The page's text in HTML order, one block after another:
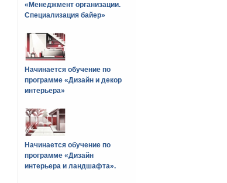
«Менеджмент организации.
Специализация байер»
Начинается обучение по
программе «Дизайн и декор
интерьера»
Начинается обучение по
программе «Дизайн
интерьера и ландшафта».